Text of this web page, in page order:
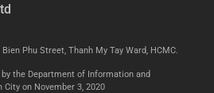
Phu Street, Thanh My Tay Ward, HCMC.
the Department of Information and
on November 3, 2020